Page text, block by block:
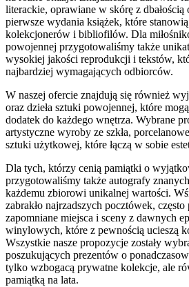
literackie, oprawiane w skórę z
pierwsze wydania książek, które
kolekcjonerów i bibliofilów. Dla
powojennej przygotowaliśmy także
wysokiej jakości reprodukcji i tekstów,
najbardziej wymagających odbiorców.
W naszej ofercie znajdują się również
oraz dzieła sztuki powojennej, które
dodatek do każdego wnętrza. Wybrane
artystyczne wyroby ze szkła,
sztuki użytkowej, które łączą w sobie
Dla tych, którzy cenią pamiątki o
przygotowaliśmy także autografy
każdemu zbiorowi unikalnej wartości.
zabrakło najrzadszych pocztówek,
zapomniane miejsca i sceny z dawnych
winylowych, które z pewnością ucieszą
Wszystkie nasze propozycje zostały
poszukujących prezentów o
tylko wzbogacą prywatne kolekcje, ale
pamiątką na lata.